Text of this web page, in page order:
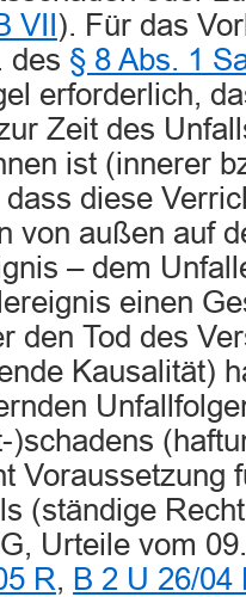
). Für das
des § 8 Abs. 1
erforderlich,
Zeit des
ist (innerer
diese
von außen auf
– dem
einen
den Tod des
Kausalität)
)schadens
Voraussetzung
(ständige
Urteile vom
R, B 2 U 26/04